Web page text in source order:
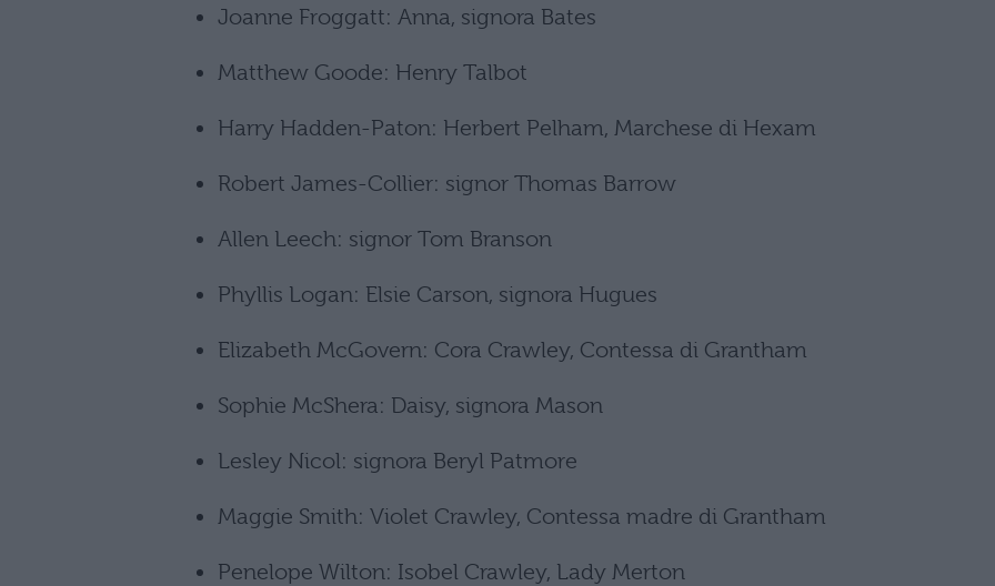
Joanne Froggatt: Anna, signora Bates
Matthew Goode: Henry Talbot
Harry Hadden-Paton: Herbert Pelham, Marchese di Hexam
Robert James-Collier: signor Thomas Barrow
Allen Leech: signor Tom Branson
Phyllis Logan: Elsie Carson, signora Hugues
Elizabeth McGovern: Cora Crawley, Contessa di Grantham
Sophie McShera: Daisy, signora Mason
Lesley Nicol: signora Beryl Patmore
Maggie Smith: Violet Crawley, Contessa madre di Grantham
Penelope Wilton: Isobel Crawley, Lady Merton